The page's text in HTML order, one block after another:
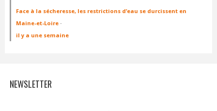
Face à la sécheresse, les restrictions d’eau se durcissent en
Maine-et-Loire ·
il y a une semaine
NEWSLETTER